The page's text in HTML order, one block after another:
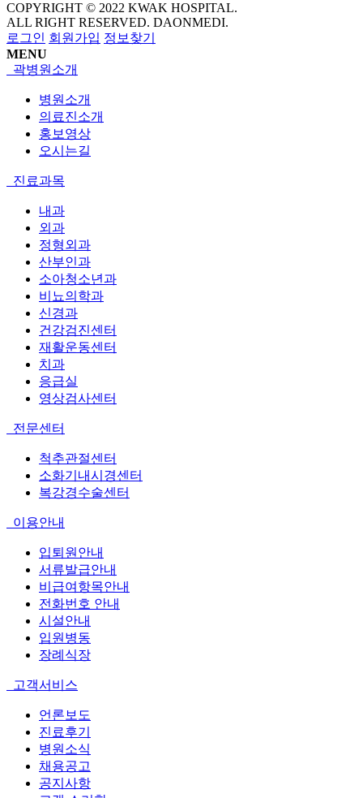
COPYRIGHT © 2022 KWAK HOSPITAL.
ALL RIGHT RESERVED. DAONMEDI.
로그인 회원가입 정보찾기
MENU
곽병원소개
병원소개
의료진소개
홍보영상
오시는길
진료과목
내과
외과
정형외과
산부인과
소아청소년과
비뇨의학과
신경과
건강검진센터
재활운동센터
치과
응급실
영상검사센터
전문센터
척추관절센터
소화기내시경센터
복강경수술센터
이용안내
입퇴원안내
서류발급안내
비급여항목안내
전화번호 안내
시설안내
입원병동
장례식장
고객서비스
언론보도
진료후기
병원소식
채용공고
공지사항